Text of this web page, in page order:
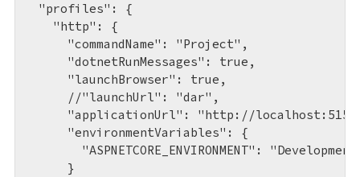
  "profiles": {
    "http": {
      "commandName": "Project",
      "dotnetRunMessages": true,
      "launchBrowser": true,
      //"launchUrl": "dar",
"applicationUrl": "http://
      "environmentVariables": {
"ASPNETCORE_ENVIRONMENT":
      }